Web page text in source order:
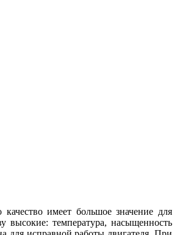
имеет большое значение для
высокие: температура, насыщенность